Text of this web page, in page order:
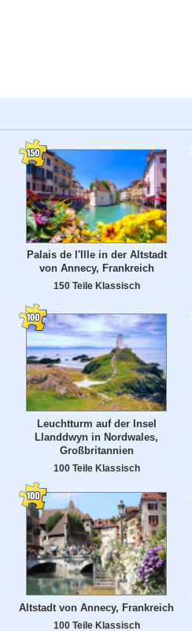
Palais de l'Ille in der Altstadt
von Annecy, Frankreich
150 Teile Klassisch
Leuchtturm auf der Insel
Llanddwyn in Nordwales,
Großbritannien
100 Teile Klassisch
Altstadt von Annecy, Frankreich
100 Teile Klassisch